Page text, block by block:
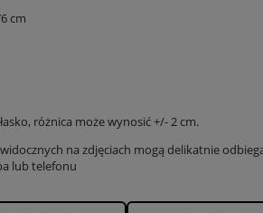
cm
różnica może wynosić +/- 2 cm.
na zdjęciach mogą delikatnie
lub telefonu